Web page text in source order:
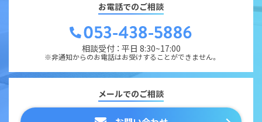
お電話でのご相談
相談受付 ： 平日 8:30~17:00
※非通知からのお電話はお受けすることができません。
メールでのご相談